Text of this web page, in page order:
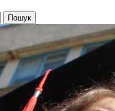
Пошук